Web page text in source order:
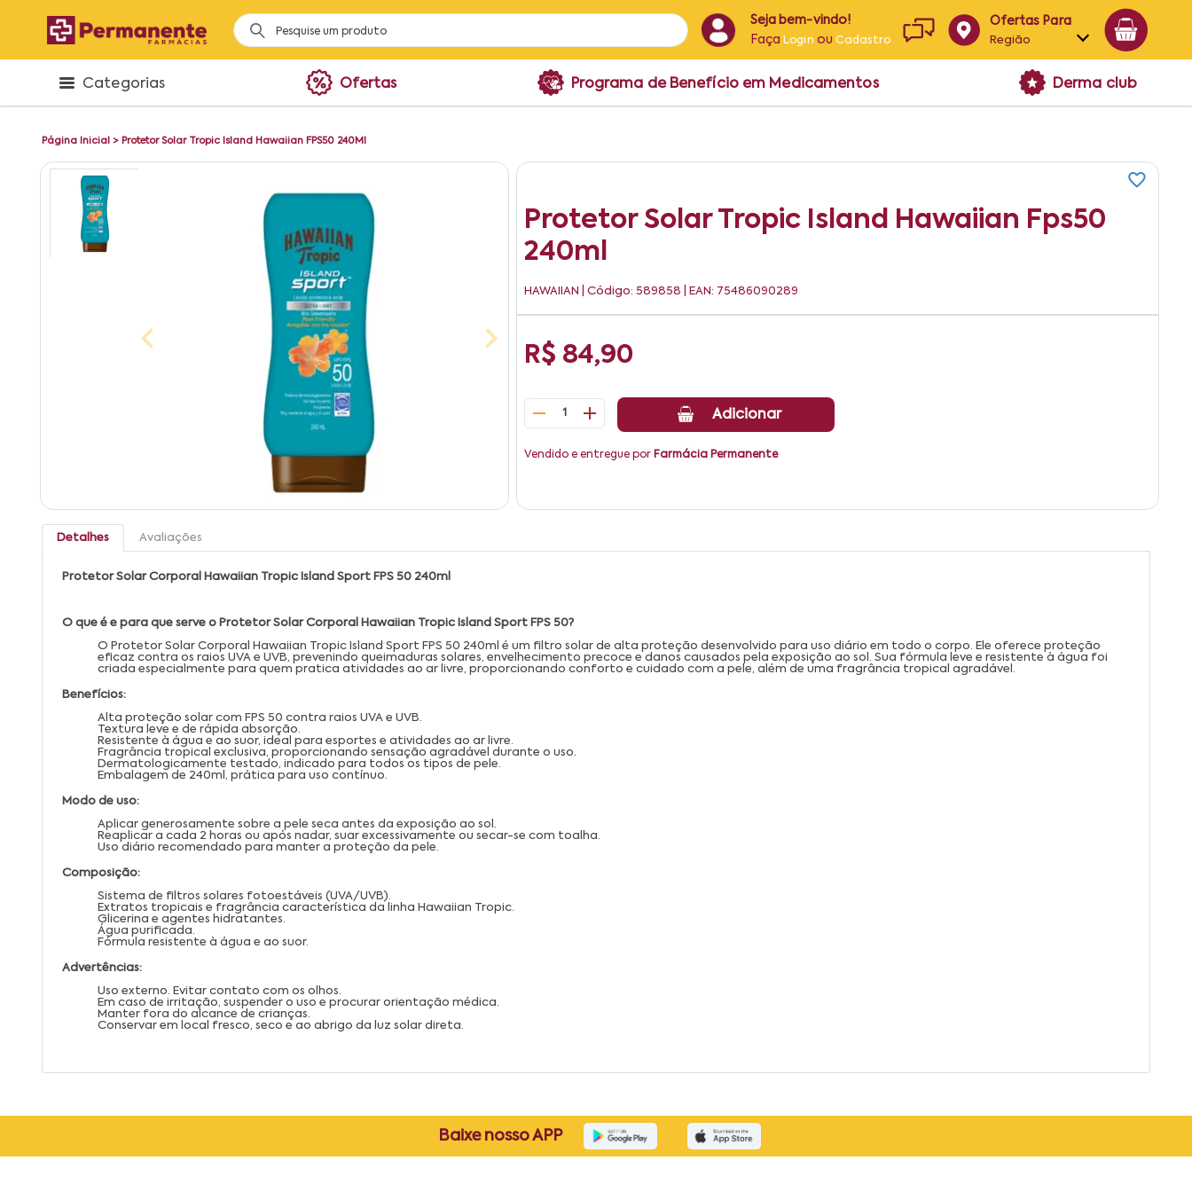
Seja bem-vindo!
Faça Login ouCadastro
Ofertas Para
Região
Alagoas
Categorias Ofertas Programa de Benefício em Medicamentos Derma club
Página Inicial > Protetor Solar Tropic Island Hawaiian FPS50 240Ml
Protetor Solar Tropic Island Hawaiian Fps50
240ml
HAWAIIAN | Código: 589858 | EAN: 75486090289
R$ 84,90
1 Adicionar
Vendido e entregue por Farmácia Permanente
Detalhes Avaliações
Protetor Solar Corporal Hawaiian Tropic Island Sport FPS 50 240ml
O que é e para que serve o Protetor Solar Corporal Hawaiian Tropic Island Sport FPS 50?
O Protetor Solar Corporal Hawaiian Tropic Island Sport FPS 50 240ml é um filtro solar de alta proteção desenvolvido para uso diário em todo o corpo. Ele oferece proteção
eficaz contra os raios UVA e UVB, prevenindo queimaduras solares, envelhecimento precoce e danos causados pela exposição ao sol. Sua fórmula leve e resistente à água foi
criada especialmente para quem pratica atividades ao ar livre, proporcionando conforto e cuidado com a pele, além de uma fragrância tropical agradável.
Benefícios:
Alta proteção solar com FPS 50 contra raios UVA e UVB.
Textura leve e de rápida absorção.
Resistente à água e ao suor, ideal para esportes e atividades ao ar livre.
Fragrância tropical exclusiva, proporcionando sensação agradável durante o uso.
Dermatologicamente testado, indicado para todos os tipos de pele.
Embalagem de 240ml, prática para uso contínuo.
Modo de uso:
Aplicar generosamente sobre a pele seca antes da exposição ao sol.
Reaplicar a cada 2 horas ou após nadar, suar excessivamente ou secar-se com toalha.
Uso diário recomendado para manter a proteção da pele.
Composição:
Sistema de filtros solares fotoestáveis (UVA/UVB).
Extratos tropicais e fragrância característica da linha Hawaiian Tropic.
Glicerina e agentes hidratantes.
Água purificada.
Fórmula resistente à água e ao suor.
Advertências:
Uso externo. Evitar contato com os olhos.
Em caso de irritação, suspender o uso e procurar orientação médica.
Manter fora do alcance de crianças.
Conservar em local fresco, seco e ao abrigo da luz solar direta.
Baixe nosso APP